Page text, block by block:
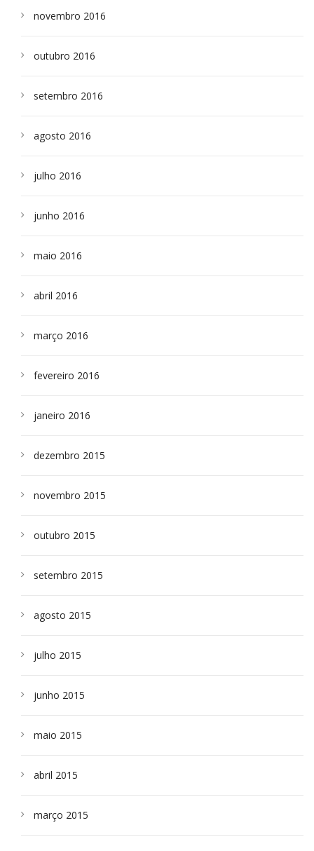
novembro 2016
outubro 2016
setembro 2016
agosto 2016
julho 2016
junho 2016
maio 2016
abril 2016
março 2016
fevereiro 2016
janeiro 2016
dezembro 2015
novembro 2015
outubro 2015
setembro 2015
agosto 2015
julho 2015
junho 2015
maio 2015
abril 2015
março 2015